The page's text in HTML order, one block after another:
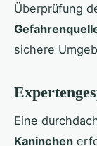
Überprüfung
sichere
Eine
Kaninchen